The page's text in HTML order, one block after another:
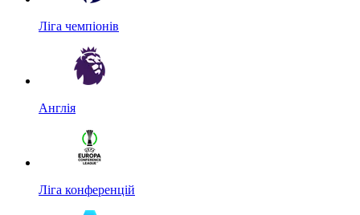
Ліга чемпіонів
Англія
Ліга конференцій